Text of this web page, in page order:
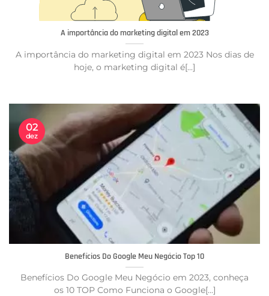
A importância do marketing digital em 2023
A importância do marketing digital em 2023 Nos dias de
hoje, o marketing digital é[...]
Benefícios Do Google Meu Negócio Top 10
Benefícios Do Google Meu Negócio em 2023, conheça
os 10 TOP Como Funciona o Google[...]
02
dez